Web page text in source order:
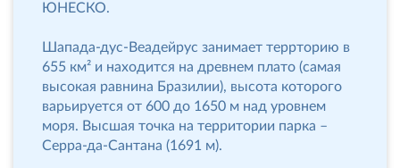
ЮНЕСКО.
Шапада-дус-Веадейрус занимает террторию в
655 км² и находится на древнем плато (самая
высокая равнина Бразилии), высота которого
варьируется от 600 до 1650 м над уровнем
моря. Высшая точка на территории парка –
Серра-да-Сантана (1691 м).